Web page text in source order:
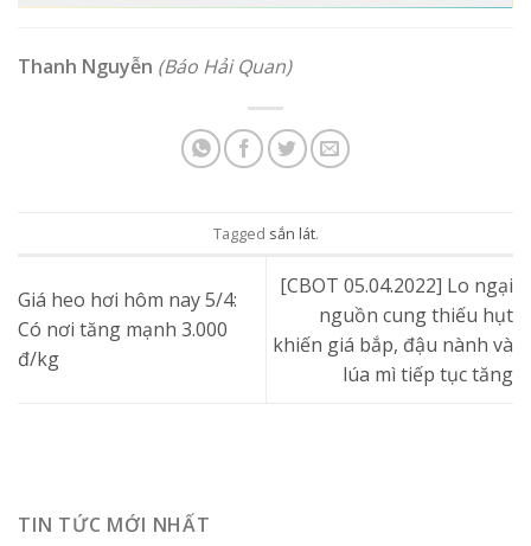
Thanh Nguyễn (Báo Hải Quan)
Tagged sắn lát.
Giá heo hơi hôm nay 5/4:
Có nơi tăng mạnh 3.000
đ/kg
[CBOT 05.04.2022] Lo ngại
nguồn cung thiếu hụt
khiến giá bắp, đậu nành và
lúa mì tiếp tục tăng
TIN TỨC MỚI NHẤT